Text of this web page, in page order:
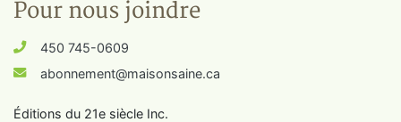
Pour nous joindre
450 745-0609
abonnement@maisonsaine.ca
Éditions du 21e siècle Inc.